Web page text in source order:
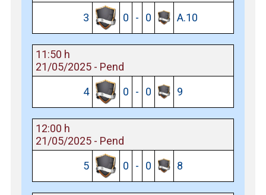
3
0 - 0 A.10
11:50 h
21/05/2025 - Pend
4
0 - 0 9
12:00 h
21/05/2025 - Pend
5
0 - 0 8